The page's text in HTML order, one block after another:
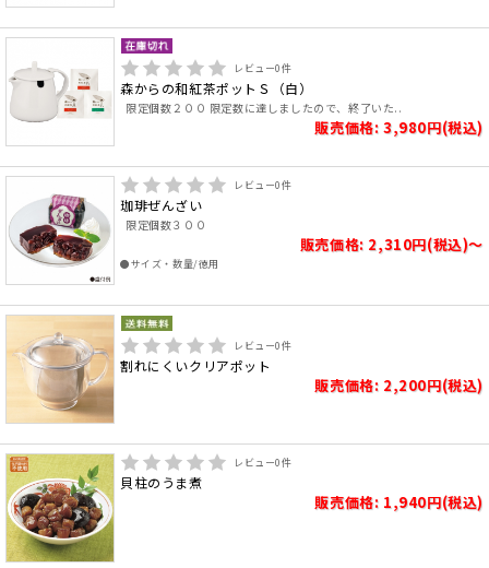
レビュー0件
森からの和紅茶ポットＳ（白）
限定個数２００ 限定数に達しましたので、終了いた..
販売価格: 3,980円(税込)
レビュー0件
珈琲ぜんざい
限定個数３００
販売価格: 2,310円(税込)～
●サイズ・数量/徳用
レビュー0件
割れにくいクリアポット
販売価格: 2,200円(税込)
レビュー0件
貝柱のうま煮
販売価格: 1,940円(税込)